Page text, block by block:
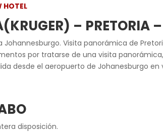
HOTEL
– PRETORIA
Visita panorámica de
por tratarse de una visita
desde el aeropuerto de Johanesburgo
disposición.